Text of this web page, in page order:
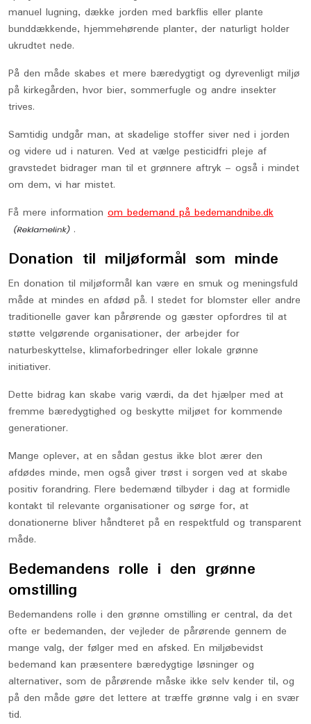
manuel lugning, dække jorden med barkflis eller plante
bunddækkende, hjemmehørende planter, der naturligt holder
ukrudtet nede.
På den måde skabes et mere bæredygtigt og dyrevenligt miljø
på kirkegården, hvor bier, sommerfugle og andre insekter
trives.
Samtidig undgår man, at skadelige stoffer siver ned i jorden
og videre ud i naturen. Ved at vælge pesticidfri pleje af
gravstedet bidrager man til et grønnere aftryk – også i mindet
om dem, vi har mistet.
Få mere information om bedemand på bedemandnibe.dk
.
Donation til miljøformål som minde
En donation til miljøformål kan være en smuk og meningsfuld
måde at mindes en afdød på. I stedet for blomster eller andre
traditionelle gaver kan pårørende og gæster opfordres til at
støtte velgørende organisationer, der arbejder for
naturbeskyttelse, klimaforbedringer eller lokale grønne
initiativer.
Dette bidrag kan skabe varig værdi, da det hjælper med at
fremme bæredygtighed og beskytte miljøet for kommende
generationer.
Mange oplever, at en sådan gestus ikke blot ærer den
afdødes minde, men også giver trøst i sorgen ved at skabe
positiv forandring. Flere bedemænd tilbyder i dag at formidle
kontakt til relevante organisationer og sørge for, at
donationerne bliver håndteret på en respektfuld og transparent
måde.
Bedemandens rolle i den grønne
omstilling
Bedemandens rolle i den grønne omstilling er central, da det
ofte er bedemanden, der vejleder de pårørende gennem de
mange valg, der følger med en afsked. En miljøbevidst
bedemand kan præsentere bæredygtige løsninger og
alternativer, som de pårørende måske ikke selv kender til, og
på den måde gøre det lettere at træffe grønne valg i en svær
tid.